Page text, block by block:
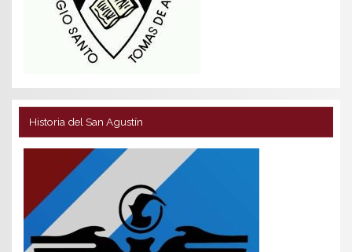
Historia del San Agustín